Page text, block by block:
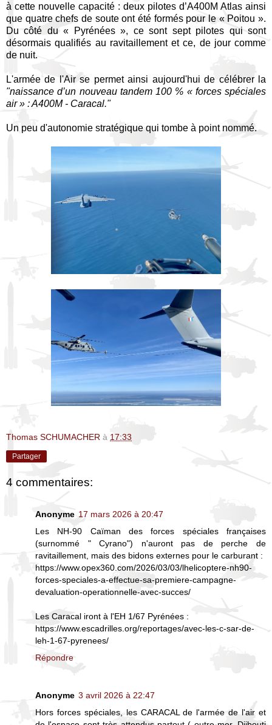
à cette nouvelle capacité : deux pilotes d’A400M Atlas ainsi
que quatre chefs de soute ont été formés pour le « Poitou ».
Du côté du « Pyrénées », ce sont sept pilotes qui sont
désormais qualifiés au ravitaillement et ce, de jour comme
de nuit.
L'armée de l'Air se permet ainsi aujourd'hui de célébrer la
"naissance d’un nouveau tandem 100 % « forces spéciales
air » : A400M - Caracal."
Un peu d'autonomie stratégique qui tombe à point nommé.
Thomas SCHUMACHER à 17:33
Partager
4 commentaires:
Anonyme 17 mars 2026 à 20:47
Les NH-90 Caïman des forces spéciales françaises
(surnommé " Cyrano") n'auront pas de perche de
ravitaillement, mais des bidons externes pour le carburant :
https://www.opex360.com/2026/03/03/lhelicoptere-nh90-
forces-speciales-a-effectue-sa-premiere-campagne-
devaluation-operationnelle-avec-succes/
Les Caracal iront à l'EH 1/67 Pyrénées :
https://www.escadrilles.org/reportages/avec-les-c-sar-de-
leh-1-67-pyrenees/
Répondre
Anonyme 3 avril 2026 à 22:47
Hors forces spéciales, les CARACAL de l'armée de l'air et